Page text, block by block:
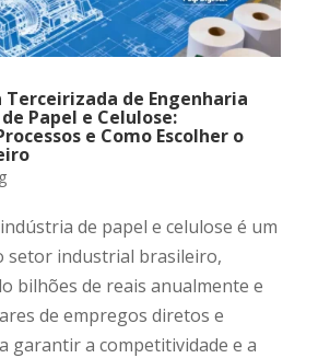
Terceirizada de Engenharia
Papel e Celulose:
e Como Escolher o
de papel e celulose é um
setor industrial brasileiro,
bilhões de reais anualmente e
de empregos diretos e
garantir a competitividade e a